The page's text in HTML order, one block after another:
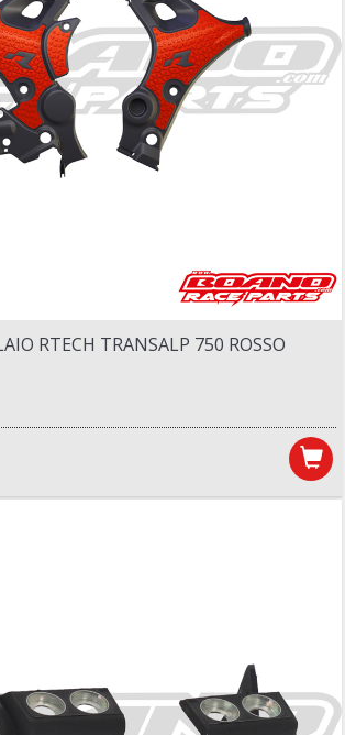
RTECH TRANSALP 750 ROSSO